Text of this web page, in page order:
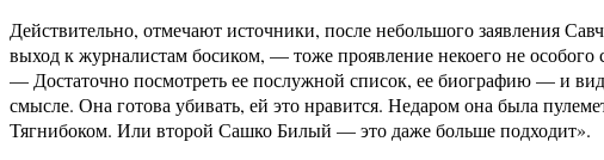
Действительно, отмечают источники, после небольшого заявления
выход к журналистам босиком, — тоже проявление некоего не
— Достаточно посмотреть ее послужной список, ее биографию — и
смысле. Она готова убивать, ей это нравится. Недаром она была
Тягнибоком. Или второй Сашко Билый — это даже больше подходит».